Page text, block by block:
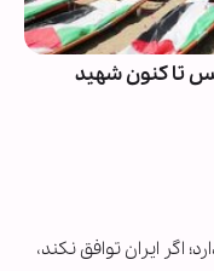
تا کنون شهید
اگر ایران توافق نکند،